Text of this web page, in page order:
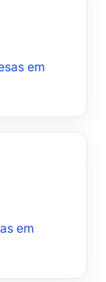
em
em